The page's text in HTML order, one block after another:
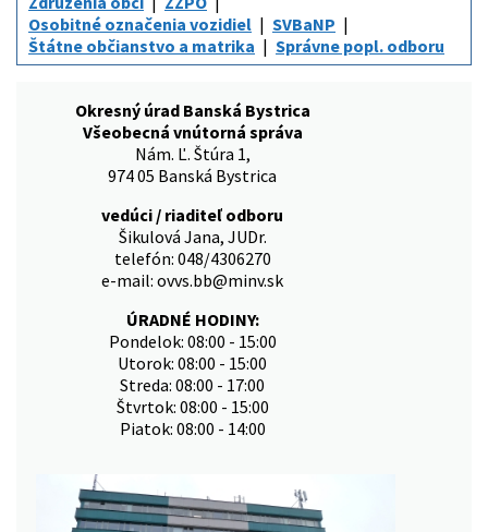
Osobitné označenia vozidiel
SVBaNP
Štátne občianstvo a matrika
Správne popl. odboru
Okresný úrad Banská Bystrica
Všeobecná vnútorná správa
Nám. Ľ. Štúra 1,
974 05 Banská Bystrica
vedúci / riaditeľ odboru
Šikulová Jana, JUDr.
telefón: 048/4306270
e-mail: ovvs.bb@minv.sk
ÚRADNÉ HODINY:
Pondelok: 08:00 - 15:00
Utorok: 08:00 - 15:00
Streda: 08:00 - 17:00
Štvrtok: 08:00 - 15:00
Piatok: 08:00 - 14:00